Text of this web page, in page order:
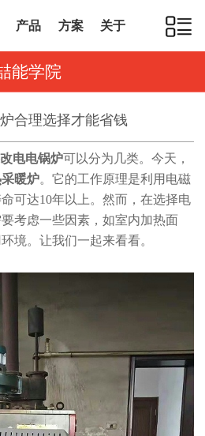
产品 方案 关于
能学院
合理选择才能省钱
电电锅炉可以分为几类。今天，
暖炉。它的工作原理是利用电磁
可达10年以上。然而，在选择电
考虑一些因素，如室内加热面
境。让我们一起来看看。